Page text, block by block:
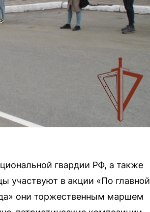
гвардии РФ, а также
в акции «По главной
они торжественным маршем